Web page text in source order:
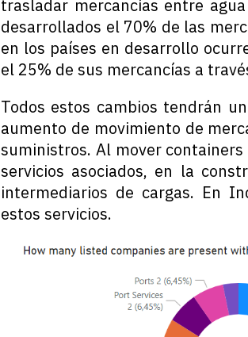
trasladar mercancías entre
desarrollados el 70% de las
en los países en desarrollo
el 25% de sus mercancías a
Todos estos cambios tendrán
aumento de movimiento de
suministros. Al mover
servicios asociados, en la
intermediarios de cargas. En
estos servicios.